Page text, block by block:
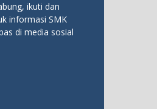
ikuti dan
informasi SMK
di media sosial